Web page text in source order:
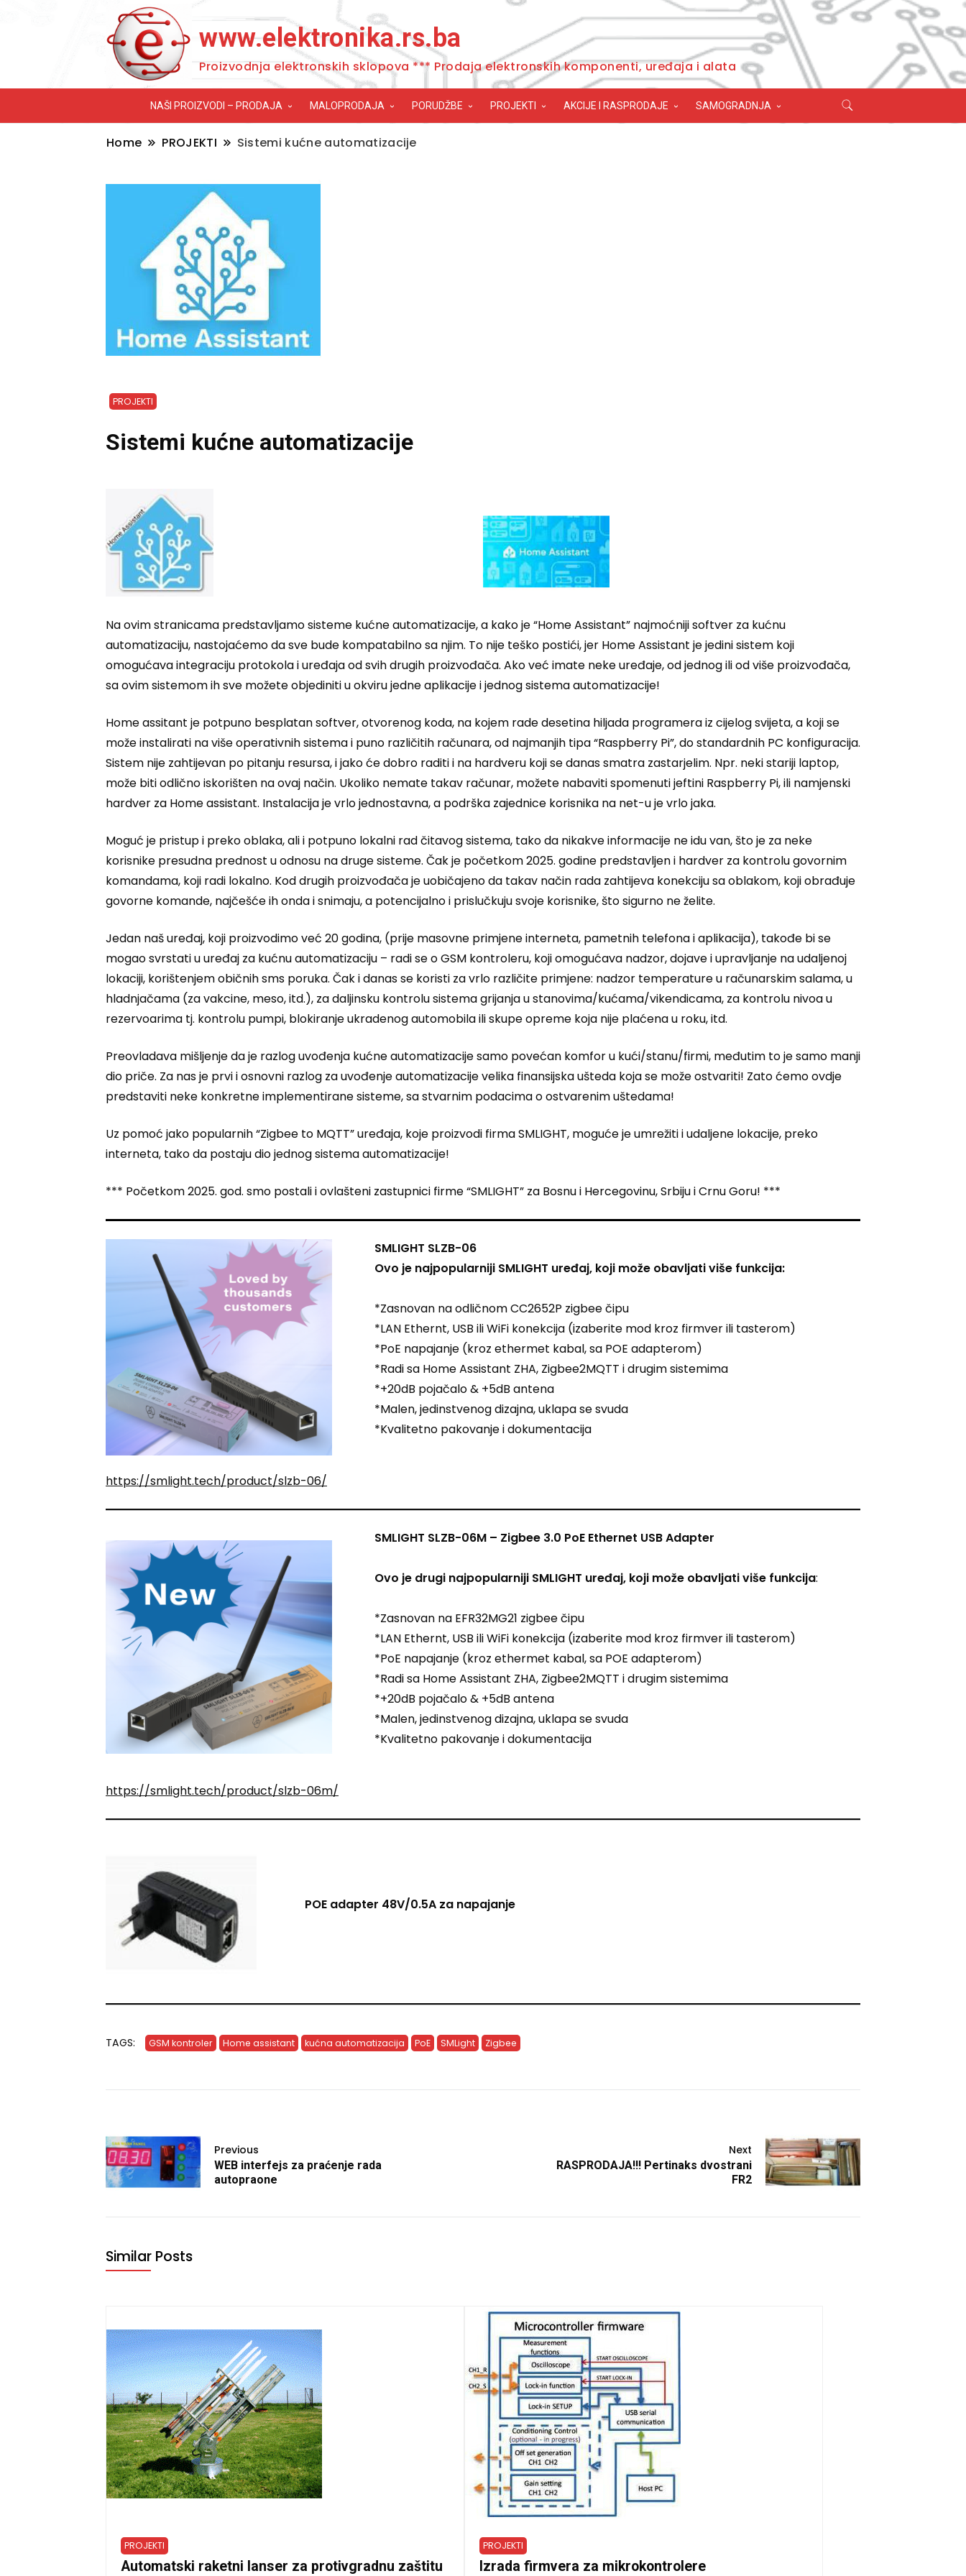
www.elektronika.rs.ba
Proizvodnja elektronskih sklopova *** Prodaja elektronskih komponenti, uređaja i alata
NAŠI PROIZVODI – PRODAJA MALOPRODAJA PORUDŽBE PROJEKTI AKCIJE I RASPRODAJE SAMOGRADNJA
Home PROJEKTI Sistemi kućne automatizacije
PROJEKTI
Sistemi kućne automatizacije
Na ovim stranicama predstavljamo sisteme kućne automatizacije, a kako je “Home Assistant” najmoćniji softver za kućnu
automatizaciju, nastojaćemo da sve bude kompatabilno sa njim. To nije teško postići, jer Home Assistant je jedini sistem koji
omogućava integraciju protokola i uređaja od svih drugih proizvođača. Ako već imate neke uređaje, od jednog ili od više proizvođača,
sa ovim sistemom ih sve možete objediniti u okviru jedne aplikacije i jednog sistema automatizacije!
Home assitant je potpuno besplatan softver, otvorenog koda, na kojem rade desetina hiljada programera iz cijelog svijeta, a koji se
može instalirati na više operativnih sistema i puno različitih računara, od najmanjih tipa “Raspberry Pi”, do standardnih PC konfiguracija.
Sistem nije zahtijevan po pitanju resursa, i jako će dobro raditi i na hardveru koji se danas smatra zastarjelim. Npr. neki stariji laptop,
može biti odlično iskorišten na ovaj način. Ukoliko nemate takav računar, možete nabaviti spomenuti jeftini Raspberry Pi, ili namjenski
hardver za Home assistant. Instalacija je vrlo jednostavna, a podrška zajednice korisnika na net-u je vrlo jaka.
Moguć je pristup i preko oblaka, ali i potpuno lokalni rad čitavog sistema, tako da nikakve informacije ne idu van, što je za neke
korisnike presudna prednost u odnosu na druge sisteme. Čak je početkom 2025. godine predstavljen i hardver za kontrolu govornim
komandama, koji radi lokalno. Kod drugih proizvođača je uobičajeno da takav način rada zahtijeva konekciju sa oblakom, koji obrađuje
govorne komande, najčešće ih onda i snimaju, a potencijalno i prislučkuju svoje korisnike, što sigurno ne želite.
Jedan naš uređaj, koji proizvodimo već 20 godina, (prije masovne primjene interneta, pametnih telefona i aplikacija), takođe bi se
mogao svrstati u uređaj za kućnu automatizaciju – radi se o GSM kontroleru, koji omogućava nadzor, dojave i upravljanje na udaljenoj
lokaciji, korištenjem običnih sms poruka. Čak i danas se koristi za vrlo različite primjene: nadzor temperature u računarskim salama, u
hladnjačama (za vakcine, meso, itd.), za daljinsku kontrolu sistema grijanja u stanovima/kućama/vikendicama, za kontrolu nivoa u
rezervoarima tj. kontrolu pumpi, blokiranje ukradenog automobila ili skupe opreme koja nije plaćena u roku, itd.
Preovladava mišljenje da je razlog uvođenja kućne automatizacije samo povećan komfor u kući/stanu/firmi, međutim to je samo manji
dio priče. Za nas je prvi i osnovni razlog za uvođenje automatizacije velika finansijska ušteda koja se može ostvariti! Zato ćemo ovdje
predstaviti neke konkretne implementirane sisteme, sa stvarnim podacima o ostvarenim uštedama!
Uz pomoć jako popularnih “Zigbee to MQTT” uređaja, koje proizvodi firma SMLIGHT, moguće je umrežiti i udaljene lokacije, preko
interneta, tako da postaju dio jednog sistema automatizacije!
*** Početkom 2025. god. smo postali i ovlašteni zastupnici firme “SMLIGHT” za Bosnu i Hercegovinu, Srbiju i Crnu Goru! ***
SMLIGHT SLZB-06
Ovo je najpopularniji SMLIGHT uređaj, koji može obavljati više funkcija:
*Zasnovan na odličnom CC2652P zigbee čipu
*LAN Ethernt, USB ili WiFi konekcija (izaberite mod kroz firmver ili tasterom)
*PoE napajanje (kroz ethermet kabal, sa POE adapterom)
*Radi sa Home Assistant ZHA, Zigbee2MQTT i drugim sistemima
*+20dB pojačalo & +5dB antena
*Malen, jedinstvenog dizajna, uklapa se svuda
*Kvalitetno pakovanje i dokumentacija
https://smlight.tech/product/slzb-06/
SMLIGHT SLZB-06M – Zigbee 3.0 PoE Ethernet USB Adapter
Ovo je drugi najpopularniji SMLIGHT uređaj, koji može obavljati više funkcija:
*Zasnovan na EFR32MG21 zigbee čipu
*LAN Ethernt, USB ili WiFi konekcija (izaberite mod kroz firmver ili tasterom)
*PoE napajanje (kroz ethermet kabal, sa POE adapterom)
*Radi sa Home Assistant ZHA, Zigbee2MQTT i drugim sistemima
*+20dB pojačalo & +5dB antena
*Malen, jedinstvenog dizajna, uklapa se svuda
*Kvalitetno pakovanje i dokumentacija
https://smlight.tech/product/slzb-06m/
POE adapter 48V/0.5A za napajanje
TAGS: GSM kontroler Home assistant kućna automatizacija PoE SMLight Zigbee
Previous
WEB interfejs za praćenje rada
autopraone
Next
RASPRODAJA!!! Pertinaks dvostrani
FR2
Similar Posts
PROJEKTI
Automatski raketni lanser za protivgradnu zaštitu
PROJEKTI
Izrada firmvera za mikrokontrolere